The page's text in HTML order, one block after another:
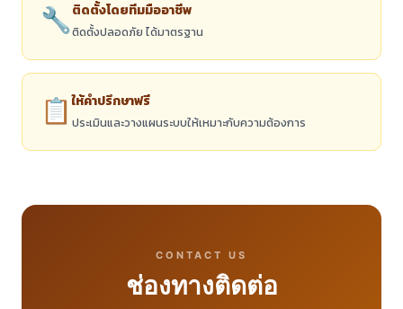
🔧ติดตั้งโดยทีมมืออาชีพ
ติดตั้งปลอดภัย ได้มาตรฐาน
📋 ให้คำปรึกษาฟรี
ประเมินและวางแผนระบบให้เหมาะกับความต้องการ
CONTACT US
ช่องทางติดต่อ